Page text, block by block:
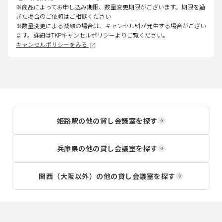
※商品によってお申し込み期限、数量変更期限がございます。期限を過
ぎた場合のご依頼はご相談ください
※数量変更による減額の場合は、キャンセル料が発生する場合がござい
ます。詳細はTKPキャンセルポリシーよりご覧ください。
キャンセルポリシーをみる
姫路駅の他の貸し会議室を探す
兵庫県の他の貸し会議室を探す
関西（大阪以外） の他の貸し会議室を探す